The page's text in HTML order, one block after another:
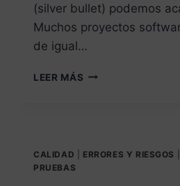
(silver bullet) podemos
Muchos proyectos
de igual…
LEER MÁS
CALIDAD ERRORES Y RIESGOS
PRUEBAS